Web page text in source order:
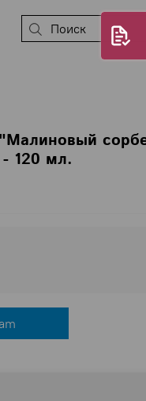
120 мл.